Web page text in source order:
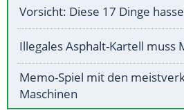
Vorsicht: Diese 17 Dinge
Illegales Asphalt-Kartell muss
Memo-Spiel mit den
Maschinen